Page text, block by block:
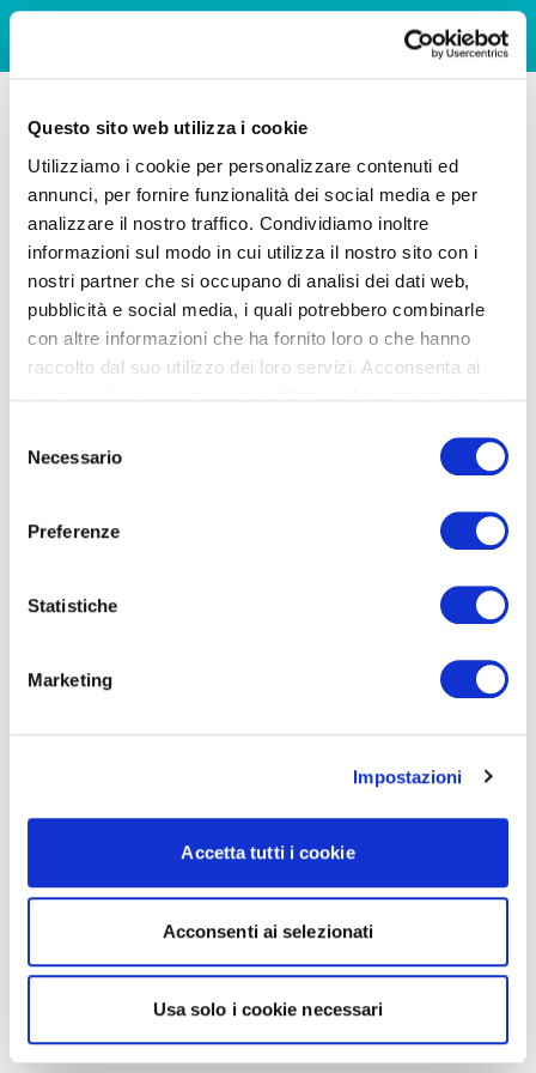
Questo sito web utilizza i cookie
Utilizziamo i cookie per personalizzare contenuti ed
annunci, per fornire funzionalità dei social media e per
analizzare il nostro traffico. Condividiamo inoltre
informazioni sul modo in cui utilizza il nostro sito con i
nostri partner che si occupano di analisi dei dati web,
pubblicità e social media, i quali potrebbero combinarle
con altre informazioni che ha fornito loro o che hanno
raccolto dal suo utilizzo dei loro servizi. Acconsenta ai
delNecessario
Preferenze
Statistiche
Marketing
Impostazioni
Accetta tutti i cookie
Acconsenti ai selezionati
Usa solo i cookie necessari